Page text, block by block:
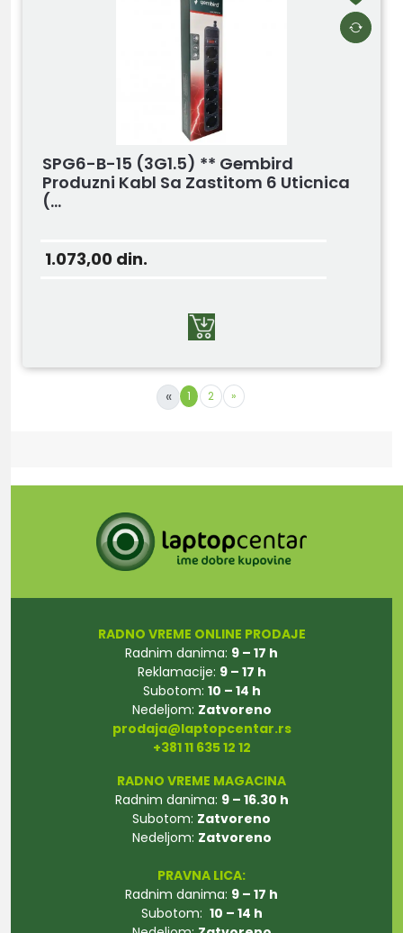
SPG6-B-15 (3G1.5) ** Gembird
Produzni Kabl Sa Zastitom 6 Uticnica
(...
1.073,00 din.
« 1 2 »
RADNO VREME ONLINE PRODAJE
Radnim danima: 9 – 17 h
Reklamacije: 9 – 17 h
Subotom: 10 – 14 h
Nedeljom: Zatvoreno
prodaja@laptopcentar.rs
+381 11 635 12 12
RADNO VREME MAGACINA
Radnim danima: 9 – 16.30 h
Subotom: Zatvoreno
Nedeljom: Zatvoreno
PRAVNA LICA:
Radnim danima: 9 – 17 h
Subotom: 10 – 14 h